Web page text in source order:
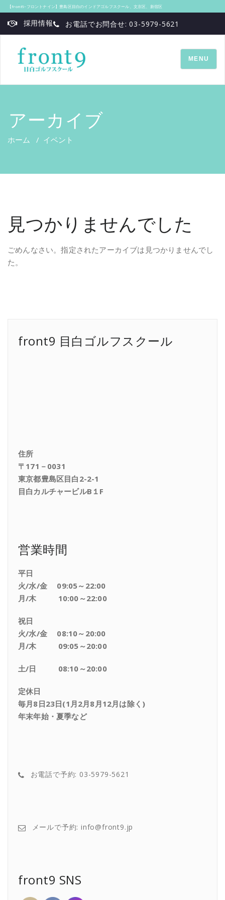
【front9‐フロントナイン】豊島区目白のインドアゴルフスクール、文京区、新宿区
採用情報 お電話でお問合せ: 03-5979-5621
TOGGLE
MENU
アーカイブ
ホーム / イベント
見つかりませんでした
ごめんなさい。指定されたアーカイブは見つかりませんでし
た。
front9 目白ゴルフスクール
住所
〒171－0031
東京都豊島区目白2-2-1
目白カルチャービルB１F
営業時間
平日
火/水/金 09:05～22:00
月/木 10:00～22:00
祝日
火/水/金 08:10～20:00
月/木 09:05～20:00
土/日 08:10～20:00
定休日
毎月8日23日(1月2月8月12月は除く)
年末年始・夏季など
お電話で予約: 03-5979-5621
メールで予約: info@front9.jp
front9 SNS